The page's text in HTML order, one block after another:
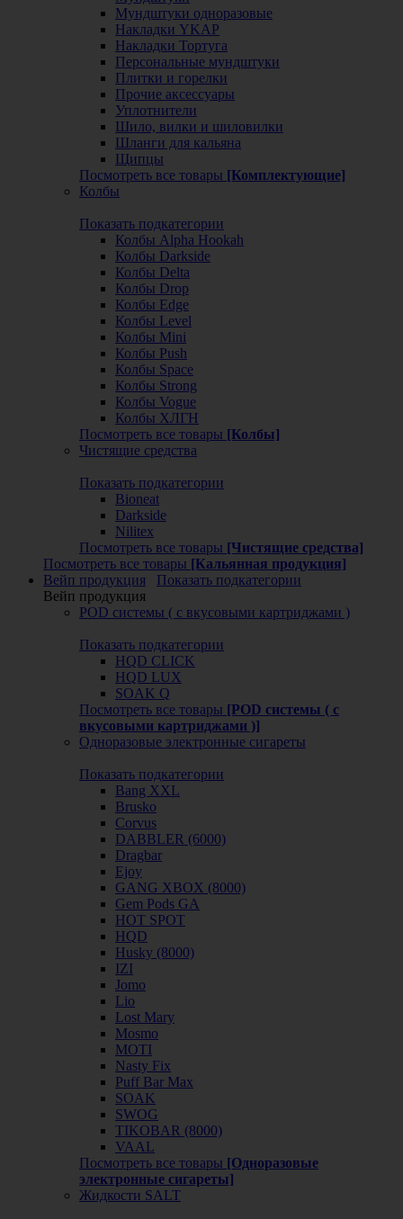
Мундштуки одноразовые
Накладки YKAP
Накладки Тортуга
Персональные мундштуки
Плитки и горелки
Прочие аксессуары
Уплотнители
Шило, вилки и шиловилки
Шланги для кальяна
Щипцы
Посмотреть все товары [Комплектующие]
Колбы
Показать подкатегории
Колбы Alpha Hookah
Колбы Darkside
Колбы Delta
Колбы Drop
Колбы Edge
Колбы Level
Колбы Mini
Колбы Push
Колбы Space
Колбы Strong
Колбы Vogue
Колбы ХЛГН
Посмотреть все товары [Колбы]
Чистящие средства
Показать подкатегории
Bioneat
Darkside
Nilitex
Посмотреть все товары [Чистящие средства]
Посмотреть все товары [Кальянная продукция]
Вейп продукция
Показать подкатегории
Вейп продукция
POD системы ( с вкусовыми картриджами )
Показать подкатегории
HQD CLICK
HQD LUX
SOAK Q
Посмотреть все товары [POD системы ( с
вкусовыми картриджами )]
Одноразовые электронные сигареты
Показать подкатегории
Bang XXL
Brusko
Corvus
DABBLER (6000)
Dragbar
Ejoy
GANG XBOX (8000)
Gem Pods GA
HOT SPOT
HQD
Husky (8000)
IZI
Jomo
Lio
Lost Mary
Mosmo
MOTI
Nasty Fix
Puff Bar Max
SOAK
SWOG
TIKOBAR (8000)
VAAL
Посмотреть все товары [Одноразовые
электронные сигареты]
Жидкости SALT